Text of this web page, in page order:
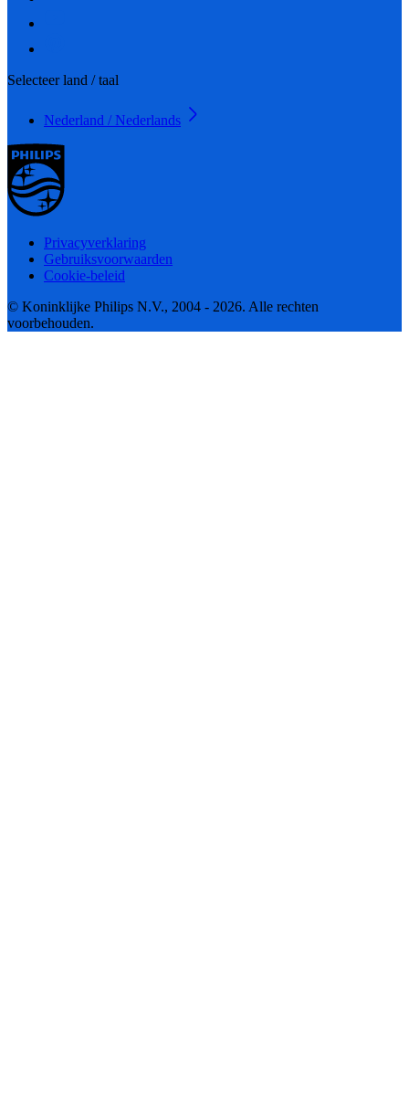
Selecteer land / taal
Nederland / Nederlands
Privacyverklaring
Gebruiksvoorwaarden
Cookie-beleid
© Koninklijke Philips N.V., 2004 - 2026. Alle rechten
voorbehouden.